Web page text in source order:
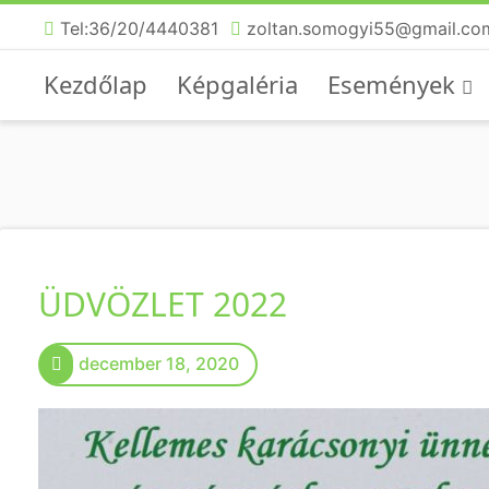
Tel:36/20/4440381
Kezdőlap Képgaléria Események
ÜDVÖZLET 2022
december 18, 2020